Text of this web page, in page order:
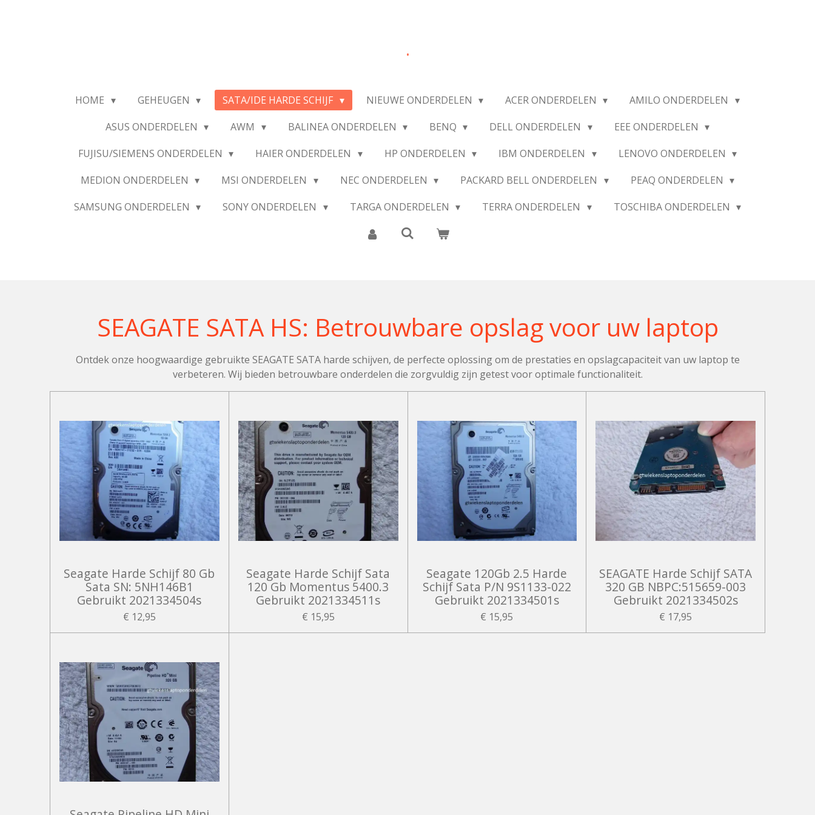
.
HOME GEHEUGEN SATA/IDE HARDE SCHIJF NIEUWE ONDERDELEN ACER ONDERDELEN
AMILO ONDERDELEN
ASUS ONDERDELEN
AWM BALINEA ONDERDELEN BENQ DELL ONDERDELEN
EEE ONDERDELEN
FUJISU/SIEMENS ONDERDELEN
HAIER ONDERDELEN HP ONDERDELEN IBM ONDERDELEN
LENOVO ONDERDELEN
MEDION ONDERDELEN
MSI ONDERDELEN NEC ONDERDELEN PACKARD BELL ONDERDELEN
PEAQ ONDERDELEN
SAMSUNG ONDERDELEN
SONY ONDERDELEN TARGA ONDERDELEN TERRA ONDERDELEN TOSCHIBA ONDERDELEN
SEAGATE SATA HS: Betrouwbare opslag voor uw laptop
Ontdek onze hoogwaardige gebruikte SEAGATE SATA harde schijven, de perfecte oplossing om de prestaties en opslagcapaciteit van uw laptop te
verbeteren. Wij bieden betrouwbare onderdelen die zorgvuldig zijn getest voor optimale functionaliteit.
Seagate Harde Schijf 80 Gb
Sata SN: 5NH146B1
Gebruikt 2021334504s
€ 12,95
Seagate Harde Schijf Sata
120 Gb Momentus 5400.3
Gebruikt 2021334511s
€ 15,95
Seagate 120Gb 2.5 Harde
Schijf Sata P/N 9S1133-022
Gebruikt 2021334501s
€ 15,95
SEAGATE Harde Schijf SATA
320 GB NBPC:515659-003
Gebruikt 2021334502s
€ 17,95